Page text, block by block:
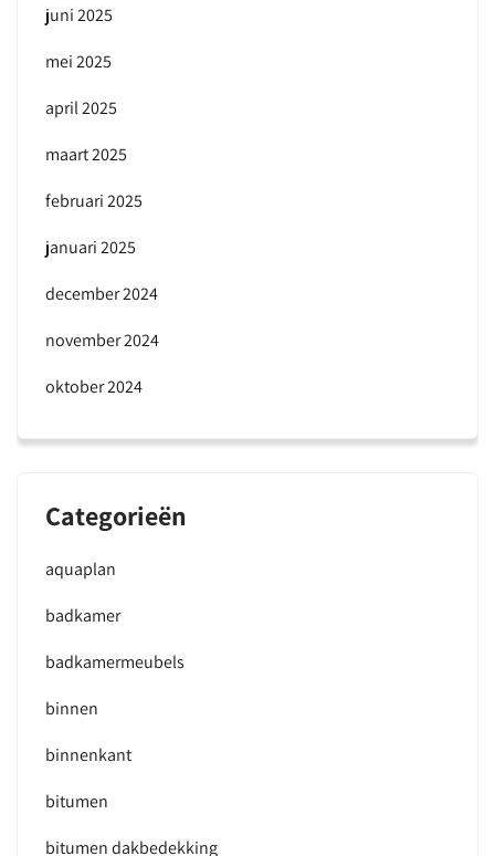
juni 2025
mei 2025
april 2025
maart 2025
februari 2025
januari 2025
december 2024
november 2024
oktober 2024
Categorieën
aquaplan
badkamer
badkamermeubels
binnen
binnenkant
bitumen
bitumen dakbedekking